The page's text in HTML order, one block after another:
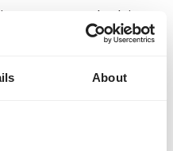
About
In de periode van